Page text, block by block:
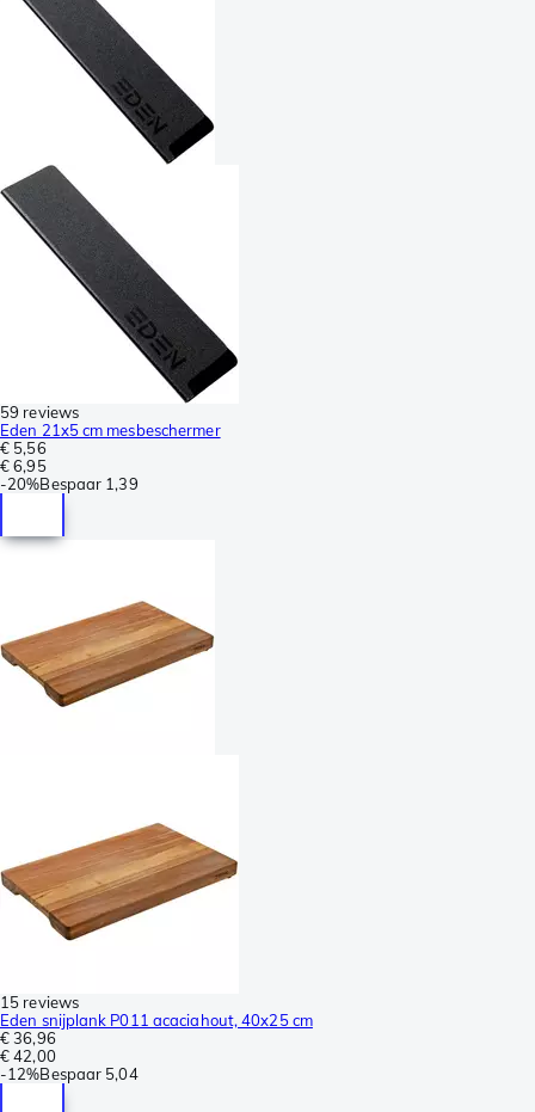
59 reviews
Eden 21x5 cm mesbeschermer
€ 5,56
€ 6,95
-20%Bespaar 1,39
15 reviews
Eden snijplank P011 acaciahout, 40x25 cm
€ 36,96
€ 42,00
-12%Bespaar 5,04